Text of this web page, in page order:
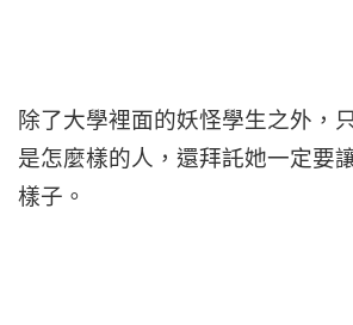
除了大學裡面的妖怪學生之外，
是怎麼樣的人，還拜託她一定要
樣子。